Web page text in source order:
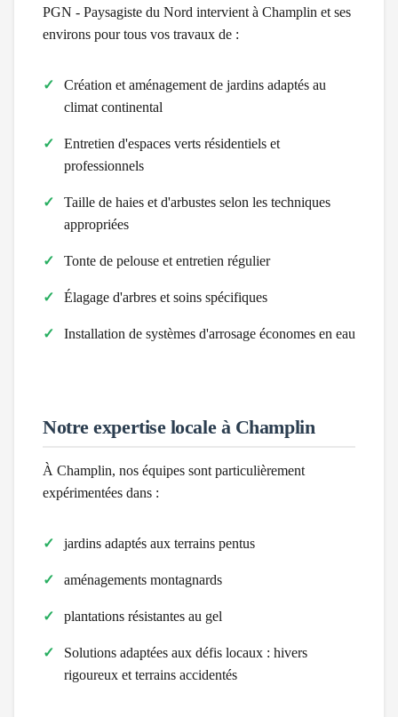
PGN - Paysagiste du Nord intervient à Champlin et ses
environs pour tous vos travaux de :
Création et aménagement de jardins adaptés au
climat continental
Entretien d'espaces verts résidentiels et
professionnels
Taille de haies et d'arbustes selon les techniques
appropriées
Tonte de pelouse et entretien régulier
Élagage d'arbres et soins spécifiques
Installation de systèmes d'arrosage économes en eau
Notre expertise locale à Champlin
À Champlin, nos équipes sont particulièrement
expérimentées dans :
jardins adaptés aux terrains pentus
aménagements montagnards
plantations résistantes au gel
Solutions adaptées aux défis locaux : hivers
rigoureux et terrains accidentés